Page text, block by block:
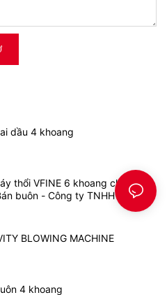
dầu 4 khoang
thổi VFINE 6 khoang chất
buôn - Công ty TNHH Máy
Vfine
BLOWING MACHINE
4 khoang